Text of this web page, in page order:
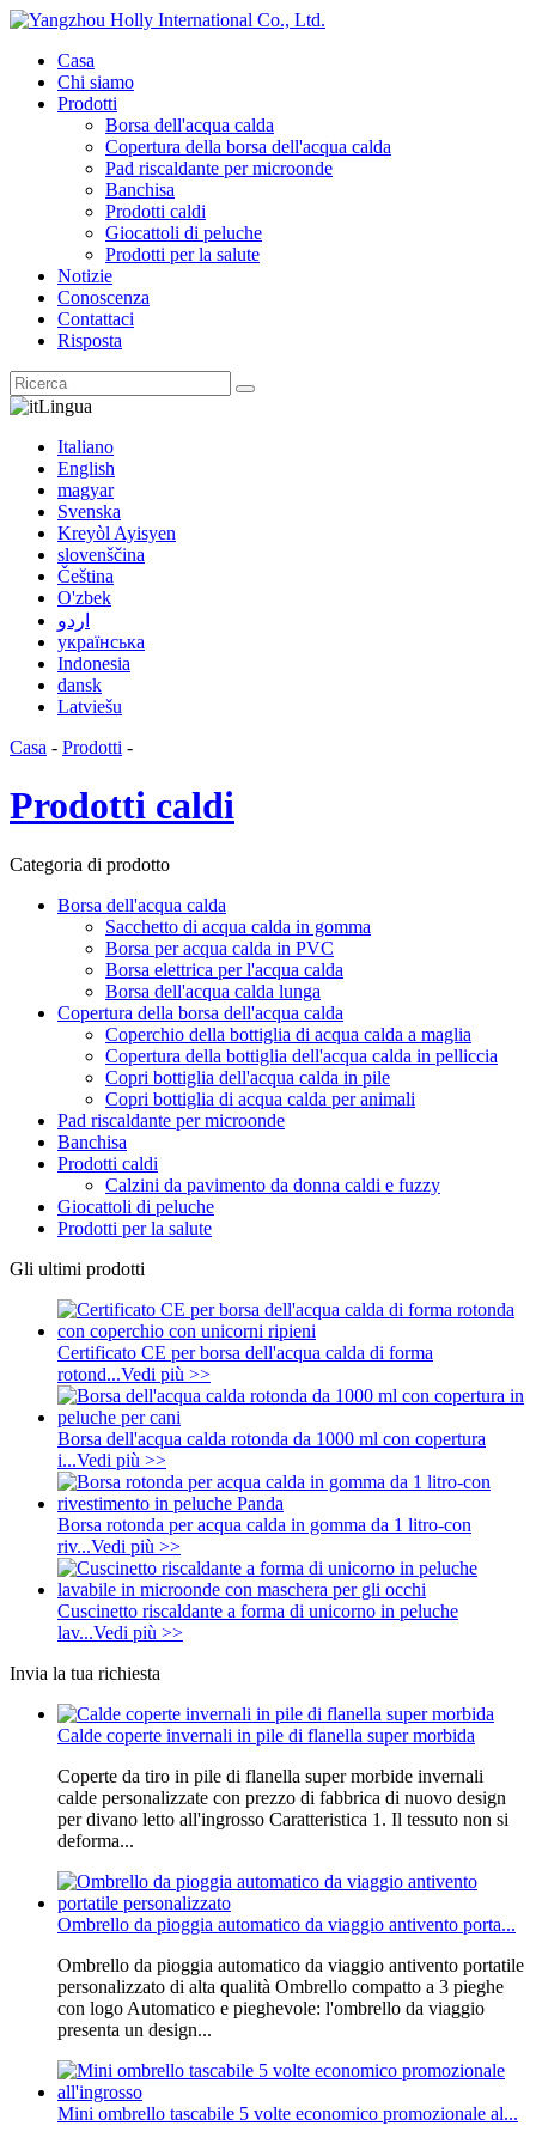
Casa
Chi siamo
Prodotti
Borsa dell'acqua calda
Copertura della borsa dell'acqua calda
Pad riscaldante per microonde
Banchisa
Prodotti caldi
Giocattoli di peluche
Prodotti per la salute
Notizie
Conoscenza
Contattaci
Risposta
Lingua
Italiano
English
magyar
Svenska
Kreyòl Ayisyen
slovenščina
Čeština
O'zbek
اردو
українська
Indonesia
dansk
Latviešu
Casa - Prodotti -
Prodotti caldi
Categoria di prodotto
Borsa dell'acqua calda
Sacchetto di acqua calda in gomma
Borsa per acqua calda in PVC
Borsa elettrica per l'acqua calda
Borsa dell'acqua calda lunga
Copertura della borsa dell'acqua calda
Coperchio della bottiglia di acqua calda a maglia
Copertura della bottiglia dell'acqua calda in pelliccia
Copri bottiglia dell'acqua calda in pile
Copri bottiglia di acqua calda per animali
Pad riscaldante per microonde
Banchisa
Prodotti caldi
Calzini da pavimento da donna caldi e fuzzy
Giocattoli di peluche
Prodotti per la salute
Gli ultimi prodotti
Certificato CE per borsa dell'acqua calda di forma
rotond...Vedi più >>
Borsa dell'acqua calda rotonda da 1000 ml con copertura
i...Vedi più >>
Borsa rotonda per acqua calda in gomma da 1 litro-con
riv...Vedi più >>
Cuscinetto riscaldante a forma di unicorno in peluche
lav...Vedi più >>
Invia la tua richiesta
Calde coperte invernali in pile di flanella super morbida
Coperte da tiro in pile di flanella super morbide invernali
calde personalizzate con prezzo di fabbrica di nuovo design
per divano letto all'ingrosso Caratteristica 1. Il tessuto non si
deforma...
Ombrello da pioggia automatico da viaggio antivento porta...
Ombrello da pioggia automatico da viaggio antivento portatile
personalizzato di alta qualità Ombrello compatto a 3 pieghe
con logo Automatico e pieghevole: l'ombrello da viaggio
presenta un design...
Mini ombrello tascabile 5 volte economico promozionale al...